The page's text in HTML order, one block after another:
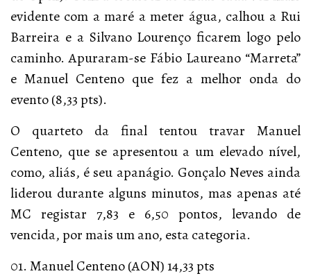
evidente com a maré a meter água, calhou a Rui
Barreira e a Silvano Lourenço ficarem logo pelo
caminho. Apuraram-se Fábio Laureano “Marreta”
e Manuel Centeno que fez a melhor onda do
evento (8,33 pts).
O quarteto da final tentou travar Manuel
Centeno, que se apresentou a um elevado nível,
como, aliás, é seu apanágio. Gonçalo Neves ainda
liderou durante alguns minutos, mas apenas até
MC registar 7,83 e 6,50 pontos, levando de
vencida, por mais um ano, esta categoria.
01. Manuel Centeno (AON) 14,33 pts